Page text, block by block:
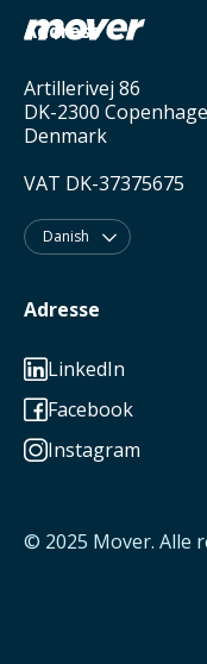
Address
Artillerivej 86
DK-2300
Denmark
VAT DK-37375675
Danish 
Adresse
LinkedIn
Facebook
Instagram
© 2025 Mover. Alle